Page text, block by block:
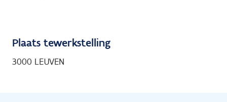
Plaats tewerkstelling
3000 LEUVEN